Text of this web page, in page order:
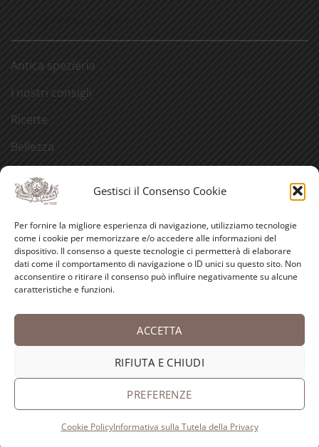
Gestisci il Consenso Cookie
Per fornire la migliore esperienza di navigazione, utilizziamo tecnologie
come i cookie per memorizzare e/o accedere alle informazioni del
dispositivo. Il consenso a queste tecnologie ci permetterà di elaborare
dati come il comportamento di navigazione o ID unici su questo sito. Non
acconsentire o ritirare il consenso può influire negativamente su alcune
caratteristiche e funzioni.
ACCETTA
RIFIUTA E CHIUDI
PREFERENZE
Cookie PolicyInformativa sulla Tutela della Privacy
Antica spezieria
I nostri consigli
Ricette
Bellezza
Aforismi
Eventi
Video
Curiosità
Express
Antica Farmacia-Erboristeria Sant'Anna